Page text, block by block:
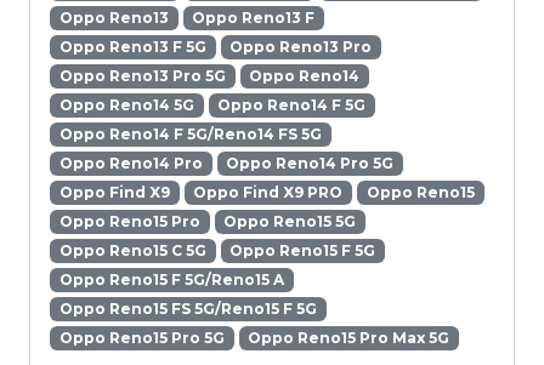
Oppo Reno13
Oppo Reno13 F
Oppo Reno13 F 5G
Oppo Reno13 Pro
Oppo Reno13 Pro 5G
Oppo Reno14
Oppo Reno14 5G
Oppo Reno14 F 5G
Oppo Reno14 F 5G/Reno14 FS 5G
Oppo Reno14 Pro
Oppo Reno14 Pro 5G
Oppo Find X9
Oppo Find X9 PRO
Oppo Reno15
Oppo Reno15 Pro
Oppo Reno15 5G
Oppo Reno15 C 5G
Oppo Reno15 F 5G
Oppo Reno15 F 5G/Reno15 A
Oppo Reno15 FS 5G/Reno15 F 5G
Oppo Reno15 Pro 5G
Oppo Reno15 Pro Max 5G